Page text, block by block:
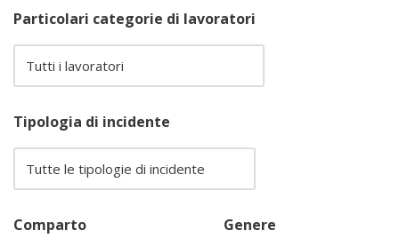
Particolari categorie di lavoratori
Tipologia di incidente
Comparto Genere